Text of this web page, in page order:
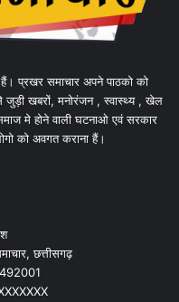
हैं। प्रखर समाचार अपने पाठको को
से जुड़ी खबरों, मनोरंजन , स्वास्थ्य , खेल
मे होने वाली घटनाओ एवं सरकार
को अवगत कराना हैं।
छत्तीसगढ़
492001